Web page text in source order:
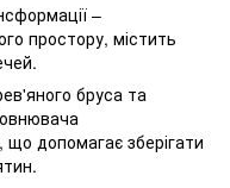
–
простору, містить
бруса та
допомагає зберігати